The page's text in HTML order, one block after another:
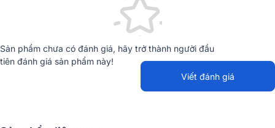
Sản phẩm chưa có đánh giá, hãy trở thành người đầu
tiên đánh giá sản phẩm này!
Viết đánh giá